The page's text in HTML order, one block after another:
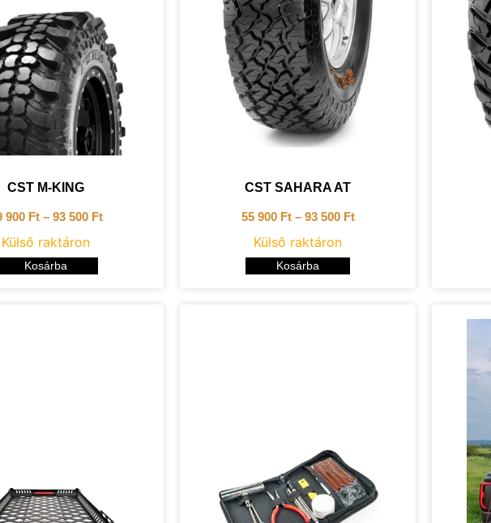
CST M-KING
900 Ft– 93 500 Ft
Külső raktáron
Kosárba
CST SAHARA AT
55 900 Ft– 93 500 Ft
Külső raktáron
Kosárba